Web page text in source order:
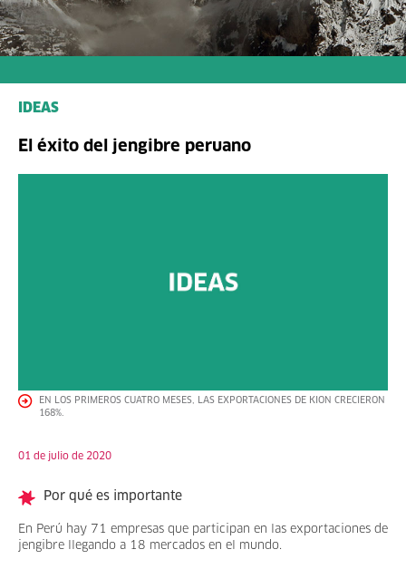
IDEAS
El éxito del jengibre peruano
EN LOS PRIMEROS CUATRO MESES, LAS EXPORTACIONES DE KION CRECIERON
168%.
01 de julio de 2020
Por qué es importante
En Perú hay 71 empresas que participan en las exportaciones de
jengibre llegando a 18 mercados en el mundo.